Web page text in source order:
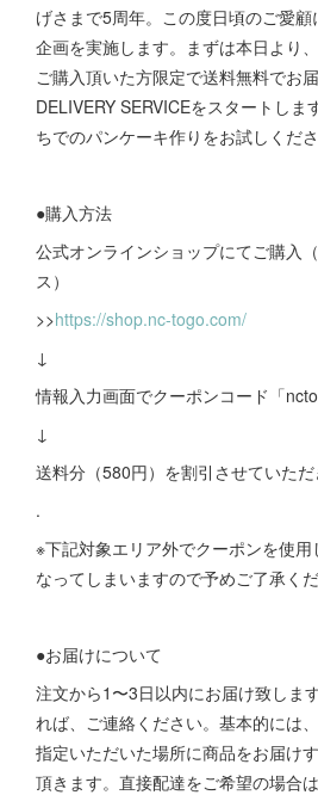
げさまで5周年。この度日頃のご愛
企画を実施します。まずは本日より
ご購入頂いた方限定で送料無料でお
DELIVERY SERVICEをスタートしま
ちでのパンケーキ作りをお試しくださ
●購入方法
公式オンラインショップにてご購入
ス）
>>https://shop.nc-togo.com/
↓
情報入力画面でクーポンコード「
↓
送料分（580円）を割引させていた
.
※下記対象エリア外でクーポンを使用
なってしまいますので予めご了承くだ
●お届けについて
注文から1〜3日以内にお届け致しま
れば、ご連絡ください。基本的には
指定いただいた場所に商品をお届け
頂きます。直接配達をご希望の場合